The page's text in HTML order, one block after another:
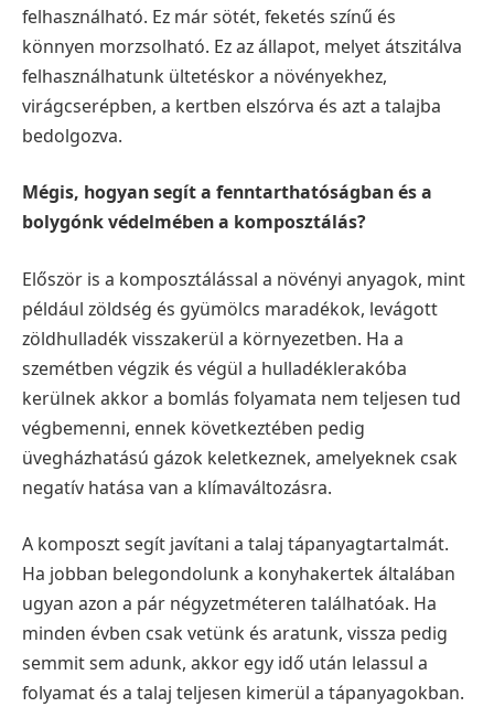
felhasználható. Ez már sötét, feketés színű és
könnyen morzsolható. Ez az állapot, melyet átszitálva
felhasználhatunk ültetéskor a növényekhez,
virágcserépben, a kertben elszórva és azt a talajba
bedolgozva.
Mégis, hogyan segít a fenntarthatóságban és a
bolygónk védelmében a komposztálás?
Először is a komposztálással a növényi anyagok, mint
például zöldség és gyümölcs maradékok, levágott
zöldhulladék visszakerül a környezetben. Ha a
szemétben végzik és végül a hulladéklerakóba
kerülnek akkor a bomlás folyamata nem teljesen tud
végbemenni, ennek következtében pedig
üvegházhatású gázok keletkeznek, amelyeknek csak
negatív hatása van a klímaváltozásra.
A komposzt segít javítani a talaj tápanyagtartalmát.
Ha jobban belegondolunk a konyhakertek általában
ugyan azon a pár négyzetméteren találhatóak. Ha
minden évben csak vetünk és aratunk, vissza pedig
semmit sem adunk, akkor egy idő után lelassul a
folyamat és a talaj teljesen kimerül a tápanyagokban.